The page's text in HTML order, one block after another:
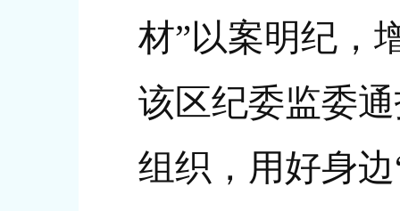
材”以案明纪，
该区纪委监委
组织，用好身